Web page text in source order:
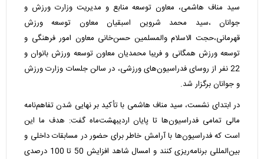
سید مناف هاشمی، معاون توسعه منابع و مدیریت وزارت ورزش و
جوانان ،سید محمد شروین اسبقیان معاون توسعه ورزش
قهرمانی،حجت الاسلام والمسلمین حسن‌خانی معاون امور فرهنگی و
توسعه ورزش همگانی و فریبا محمدیان معاون توسعه ورزش بانوان و
22 نفر از روسای فدراسیون‌های ورزشی، در سالن جلسات وزارت ورزش
و جوانان برگزار شد.
در ابتدای نشست، سید مناف هاشمی با تأکید بر نهایی شدن تفاهم‌نامه
مالی تمامی فدراسیون‌ها تا پایان اردیبهشت‌ماه گفت: هدف ما این
است که فدراسیون‌ها با آرامش خاطر برای حضور در مسابقات داخلی و
بین‌المللی برنامه‌ریزی کنند و امسال شاهد افزایش 50 تا 100 درصدی